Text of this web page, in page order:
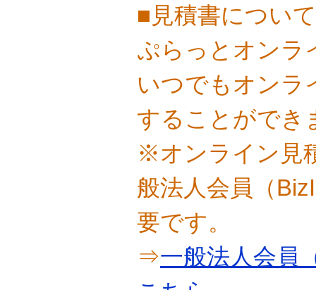
■見積書について
ぷらっとオンラ
いつでもオンラ
することができ
※オンライン見
般法人会員（
要です。
⇒一般法人会員